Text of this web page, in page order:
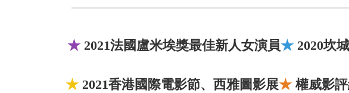
★ 2021法國盧米埃獎最佳新人女演員★2020坎
★ 2021香港國際電影節、西雅圖影展★ 權威影